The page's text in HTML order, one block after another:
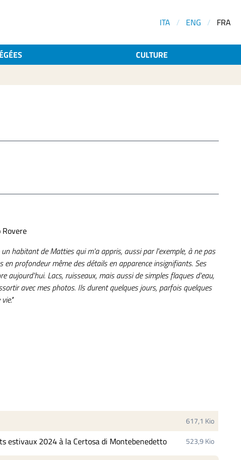
ITA / ENG / FRA
CULTURE
habitant de Matties qui m'a appris, aussi par l'exemple, à ne pas
profondeur même des détails en apparence insignifiants. Ses
aujourd'hui. Lacs, ruisseaux, mais aussi de simples flaques d'eau,
avec mes photos. Ils durent quelques jours, parfois quelques
617,1 Kio
estivaux 2024 à la Certosa di Montebenedetto 523,9 Kio